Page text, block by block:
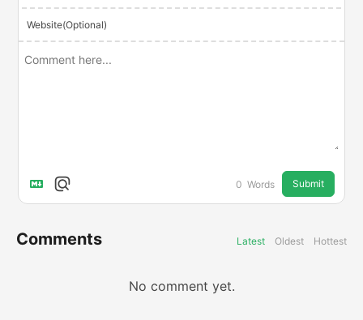
Website(Optional)
0 Words Submit
Comments Latest Oldest Hottest
No comment yet.